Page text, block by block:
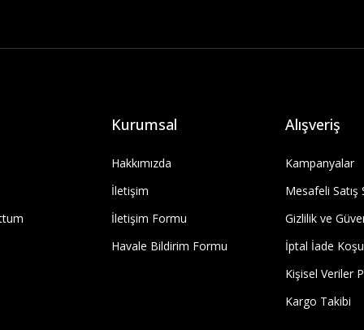
Kurumsal
Hakkımızda
İletişim
İletişim Formu
Havale Bildirim Formu
Alışveriş
Kampanyalar
Mesafeli Satış
Gizlilik ve
İptal İade
Kişisel Veriler
Kargo Takibi